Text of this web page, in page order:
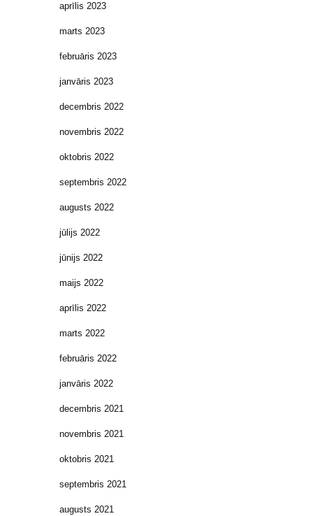
aprīlis 2023
marts 2023
februāris 2023
janvāris 2023
decembris 2022
novembris 2022
oktobris 2022
septembris 2022
augusts 2022
jūlijs 2022
jūnijs 2022
maijs 2022
aprīlis 2022
marts 2022
februāris 2022
janvāris 2022
decembris 2021
novembris 2021
oktobris 2021
septembris 2021
augusts 2021